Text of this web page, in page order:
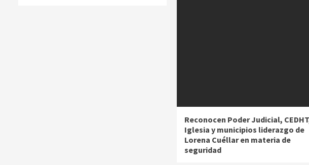
Reconocen Poder Judicial,
Iglesia y municipios liderazgo de
Lorena Cuéllar en materia de
seguridad